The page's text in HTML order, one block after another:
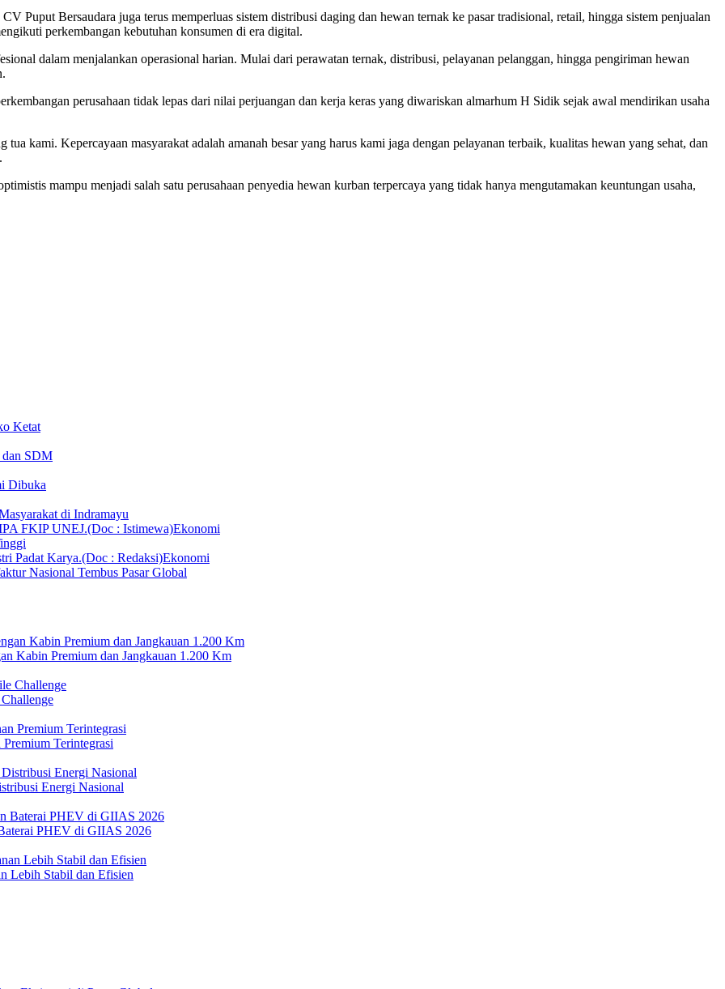
Puput Bersaudara juga terus memperluas sistem distribusi daging dan hewan ternak ke pasar tradisional, retail, hingga sistem penjualan
perkembangan kebutuhan konsumen di era digital.
dalam menjalankan operasional harian. Mulai dari perawatan ternak, distribusi, pelayanan pelanggan, hingga pengiriman hewan
perusahaan tidak lepas dari nilai perjuangan dan kerja keras yang diwariskan almarhum H Sidik sejak awal mendirikan usaha
kami. Kepercayaan masyarakat adalah amanah besar yang harus kami jaga dengan pelayanan terbaik, kualitas hewan yang sehat, dan
mampu menjadi salah satu perusahaan penyedia hewan kurban terpercaya yang tidak hanya mengutamakan keuntungan usaha,
Ketat
SDM
Dibuka
di Indramayu
Ekonomi
Ekonomi
Nasional Tembus Pasar Global
Kabin Premium dan Jangkauan 1.200 Km
Terintegrasi
Energi Nasional
PHEV di GIIAS 2026
Lebih Stabil dan Efisien